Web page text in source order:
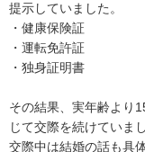
提示していました。
・健康保険証
・運転免許証
・独身証明書
その結果、実年齢より
じて交際を続けていまし
交際中は結婚の話も具